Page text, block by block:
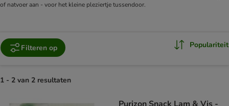
of natvoer aan - voor het kleine pleziertje tussendoor.
Filteren op Populariteit
1 - 2 van 2 resultaten